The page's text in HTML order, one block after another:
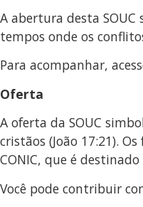
A abertura desta SOUC
tempos onde os
Para acompanhar,
Oferta
A oferta da SOUC
cristãos (João 17:21).
CONIC, que é
Você pode contribuir